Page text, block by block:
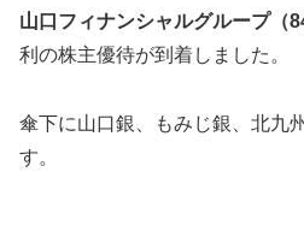
山口フィナンシャルグループ（
利の株主優待が到着しました。
傘下に山口銀、もみじ銀、北九
す。